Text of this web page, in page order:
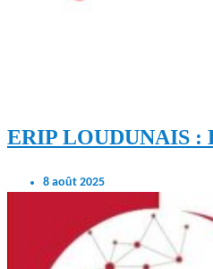
ERIP LOUDUNAIS :
8 août 2025